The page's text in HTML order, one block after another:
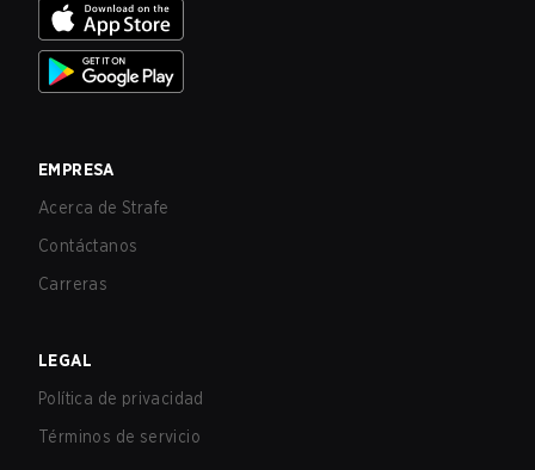
EMPRESA
Acerca de Strafe
Contáctanos
Carreras
LEGAL
Política de privacidad
Términos de servicio